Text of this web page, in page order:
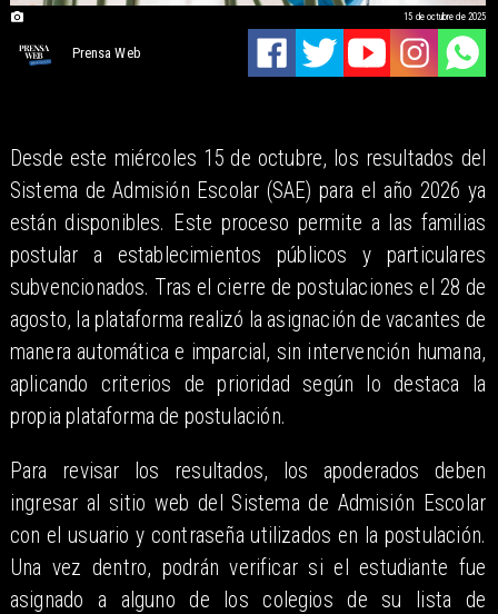
Prensa Web
15 de octubre de 2025
Desde este miércoles 15 de octubre, los resultados del
Sistema de Admisión Escolar (SAE) para el año 2026 ya
están disponibles. Este proceso permite a las familias
postular a establecimientos públicos y particulares
subvencionados. Tras el cierre de postulaciones el 28 de
agosto, la plataforma realizó la asignación de vacantes de
manera automática e imparcial, sin intervención humana,
aplicando criterios de prioridad según lo destaca la
propia plataforma de postulación.
Para revisar los resultados, los apoderados deben
ingresar al sitio web del Sistema de Admisión Escolar
con el usuario y contraseña utilizados en la postulación.
Una vez dentro, podrán verificar si el estudiante fue
asignado a alguno de los colegios de su lista de